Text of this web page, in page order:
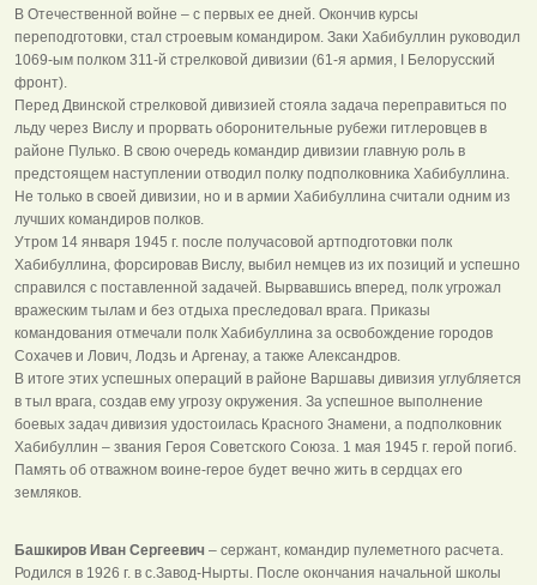
В Отечественной войне – с первых ее дней. Окончив курсы
переподготовки, стал строевым командиром. Заки Хабибуллин руководил
1069‑ым полком 311‑й стрелковой дивизии (61‑я армия, I Белорусский
фронт).
Перед Двинской стрелковой дивизией стояла задача переправиться по
льду через Вислу и прорвать оборонительные рубежи гитлеровцев в
районе Пулько. В свою очередь командир дивизии главную роль в
предстоящем наступлении отводил полку подполковника Хабибуллина.
Не только в своей дивизии, но и в армии Хабибуллина считали одним из
лучших командиров полков.
Утром 14 января 1945 г. после получасовой артподготовки полк
Хабибуллина, форсировав Вислу, выбил немцев из их позиций и успешно
справился с поставленной задачей. Вырвавшись вперед, полк угрожал
вражеским тылам и без отдыха преследовал врага. Приказы
командования отмечали полк Хабибуллина за освобождение городов
Сохачев и Лович, Лодзь и Аргенау, а также Александров.
В итоге этих успешных операций в районе Варшавы дивизия углубляется
в тыл врага, создав ему угрозу окружения. За успешное выполнение
боевых задач дивизия удостоилась Красного Знамени, а подполковник
Хабибуллин – звания Героя Советского Союза. 1 мая 1945 г. герой погиб.
Память об отважном воине-герое будет вечно жить в сердцах его
земляков.
Башкиров Иван Сергеевич – сержант, командир пулеметного расчета.
Родился в 1926 г. в с.Завод-Нырты. После окончания начальной школы